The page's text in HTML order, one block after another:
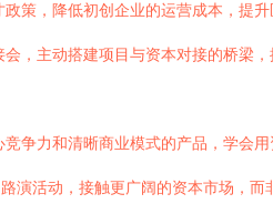
策，降低初创企业的运营成本，提升
，主动搭建项目与资本对接的桥梁，
争力和清晰商业模式的产品，学会
演活动，接触更广阔的资本市场，而